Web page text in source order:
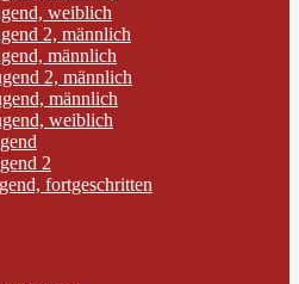
weiblich
2, männlich
männlich
2, männlich
männlich
weiblich
2
fortgeschritten